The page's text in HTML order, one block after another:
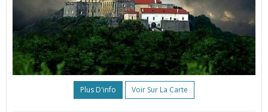
Plus D'info Voir Sur La Carte